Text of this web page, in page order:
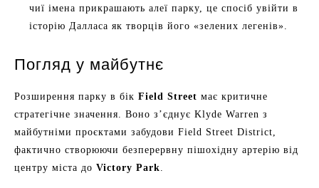
чиї імена прикрашають алеї парку, це спосіб увійти в
історію Далласа як творців його «зелених легенів».
Погляд у майбутнє
Розширення парку в бік Field Street має критичне
стратегічне значення. Воно з’єднує Klyde Warren з
майбутніми проєктами забудови Field Street District,
фактично створюючи безперервну пішохідну артерію від
центру міста до Victory Park